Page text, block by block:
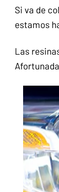
Si va de
estamos
Las